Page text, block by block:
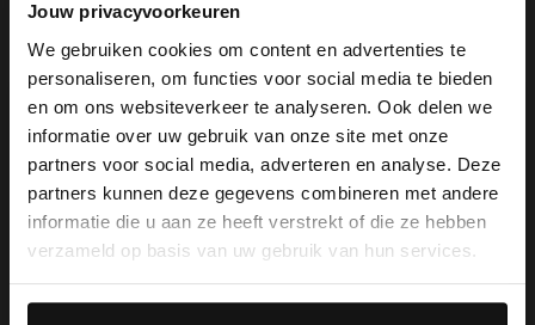
Jouw privacyvoorkeuren
We gebruiken cookies om content en advertenties te
personaliseren, om functies voor social media te bieden
en om ons websiteverkeer te analyseren. Ook delen we
informatie over uw gebruik van onze site met onze
partners voor social media, adverteren en analyse. Deze
partners kunnen deze gegevens combineren met andere
informatie die u aan ze heeft verstrekt of die ze hebben
verzameld op basis van uw gebruik van hun services.
De My Manfield
voordelen wachten
op je.
MELD JE AAN VOOR MY MANFIELD
×
View this website in English?
It looks like your language isn't Dutch. Would
you like to switch to English?
English